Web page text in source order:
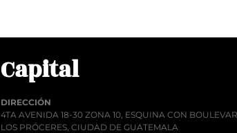
Capital
DIRECCIÓN
4TA AVENIDA 18-30 ZONA 10, ESQUINA CON
LOS PRÓCERES, CIUDAD DE GUATEMALA